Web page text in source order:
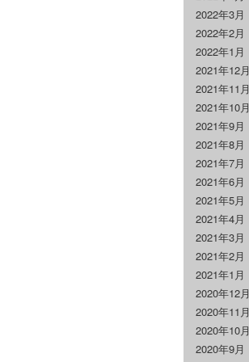
2022年3月
2022年2月
2022年1月
2021年12月
2021年11月
2021年10月
2021年9月
2021年8月
2021年7月
2021年6月
2021年5月
2021年4月
2021年3月
2021年2月
2021年1月
2020年12月
2020年11月
2020年10月
2020年9月